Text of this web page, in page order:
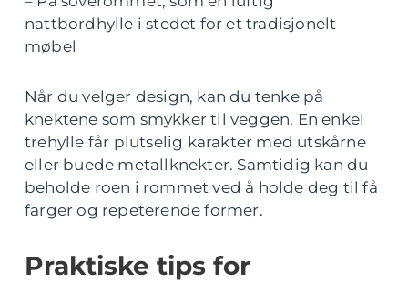
nattbordhylle i stedet for et tradisjonelt
møbel
Når du velger design, kan du tenke på
knektene som smykker til veggen. En enkel
trehylle får plutselig karakter med utskårne
eller buede metallknekter. Samtidig kan du
beholde roen i rommet ved å holde deg til få
farger og repeterende former.
Praktiske tips for